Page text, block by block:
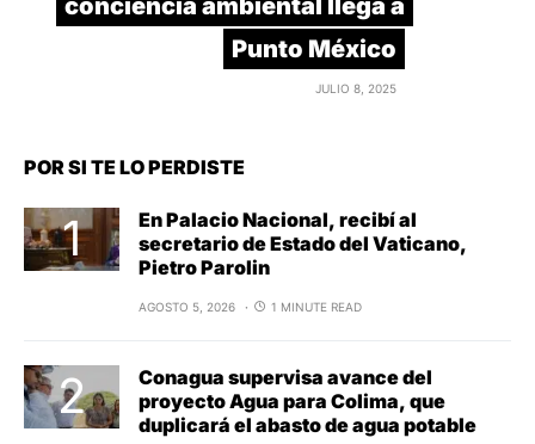
Punto México
JULIO 8, 2025
POR SI TE LO PERDISTE
En Palacio Nacional, recibí al
secretario de Estado del Vaticano,
Pietro Parolin
AGOSTO 5, 2026 1 MINUTE READ
Conagua supervisa avance del
proyecto Agua para Colima, que
duplicará el abasto de agua potable